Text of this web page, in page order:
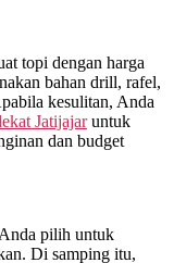
topi dengan harga
bahan drill, rafel,
kesulitan, Anda
Jatijajaruntuk
dan budget
pilih untuk
Di samping itu,